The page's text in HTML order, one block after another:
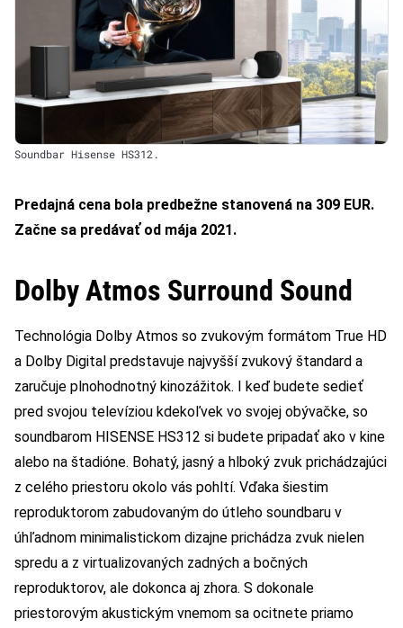
Soundbar Hisense HS312.
Predajná cena bola predbežne stanovená na 309 EUR.
Začne sa predávať od mája 2021.
Dolby Atmos Surround Sound
Technológia Dolby Atmos so zvukovým formátom True HD
a Dolby Digital predstavuje najvyšší zvukový štandard a
zaručuje plnohodnotný kinozážitok. I keď budete sedieť
pred svojou televíziou kdekoľvek vo svojej obývačke, so
soundbarom HISENSE HS312 si budete pripadať ako v kine
alebo na štadióne. Bohatý, jasný a hlboký zvuk prichádzajúci
z celého priestoru okolo vás pohltí. Vďaka šiestim
reproduktorom zabudovaným do útleho soundbaru v
úhľadnom minimalistickom dizajne prichádza zvuk nielen
spredu a z virtualizovaných zadných a bočných
reproduktorov, ale dokonca aj zhora. S dokonale
priestorovým akustickým vnemom sa ocitnete priamo